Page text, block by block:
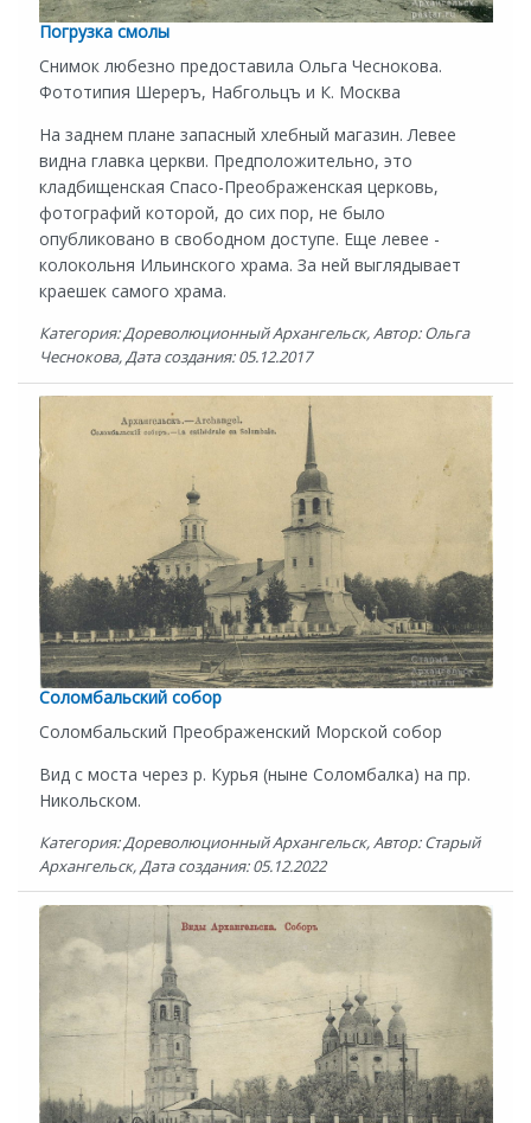
Погрузка смолы
Снимок любезно предоставила Ольга Чеснокова.
Фототипия Шереръ, Набгольцъ и К. Москва
На заднем плане запасный хлебный магазин. Левее
видна главка церкви. Предположительно, это
кладбищенская Спасо-Преображенская церковь,
фотографий которой, до сих пор, не было
опубликовано в свободном доступе. Еще левее -
колокольня Ильинского храма. За ней выглядывает
краешек самого храма.
Категория: Дореволюционный Архангельск, Автор: Ольга
Чеснокова, Дата создания: 05.12.2017
Соломбальский собор
Соломбальский Преображенский Морской собор
Вид с моста через р. Курья (ныне Соломбалка) на пр.
Никольском.
Категория: Дореволюционный Архангельск, Автор: Старый
Архангельск, Дата создания: 05.12.2022